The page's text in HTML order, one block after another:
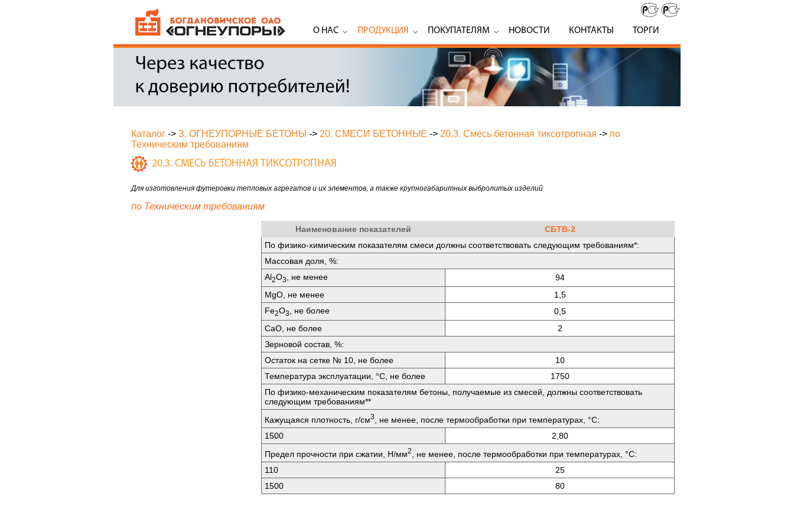
О НАС ПРОДУКЦИЯ ПОКУПАТЕЛЯМ НОВОСТИ КОНТАКТЫ ТОРГИ
Каталог -> З. ОГНЕУПОРНЫЕ БЕТОНЫ -> 20. СМЕСИ БЕТОННЫЕ -> 20.3. Смесь бетонная тиксотропная -> по
Техническим требованиям
20.3. СМЕСЬ БЕТОННАЯ ТИКСОТРОПНАЯ
Для изготовления футеровки тепловых агрегатов и их элементов, а также крупногабаритных выбролитых изделий
по Техническим требованиям
Наименование показателей
СБТВ-2
По физико-химическим показателям смеси должны соответствовать следующим требованиям*:
Массовая доля, %:
Аl2O3 , не менее
94
MgO, не менее
1,5
Fе2O3 , не более
0,5
СаО, не более
2
Зерновой состав, %:
Остаток на сетке № 10, не более
10
Температура эксплуатации, °C, не более
1750
По физико-механическим показателям бетоны, получаемые из смесей, должны соответствовать
следующим требованиям**
Кажущаяся плотность, г/см3
, не менее, после термообработки при температурах, °C:
1500
2,80
Предел прочности при сжатии, Н/мм2
, не менее, после термообработки при температурах, °C:
110
25
1500
80